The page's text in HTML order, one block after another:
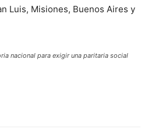
Luis, Misiones, Buenos Aires y
nacional para exigir una paritaria social